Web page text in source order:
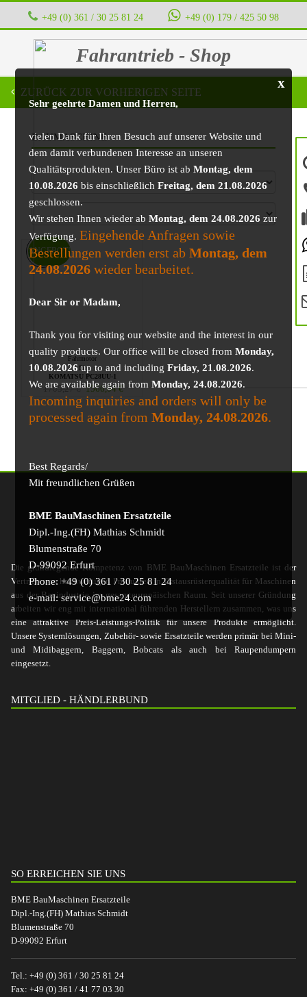
+49 (0) 361 / 30 25 81 24 ‭ ‭ ‭ ‭ +49 (0) 179 / 425 50 98
Fahrantrieb - Shop
x
Sehr geehrte Damen und Herren,
vielen Dank für Ihren Besuch auf unserer Website und
dem damit verbundenen Interesse an unseren
Qualitätsprodukten. Unser Büro ist abMontag, dem
10.08.2026 bis einschließlichFreitag, dem 21.08.2026
geschlossen.
Wir stehen Ihnen wieder abMontag, dem 24.08.2026 zur
Verfügung. Eingehende Anfragen sowie
Bestellungen werden erst abMontag, dem
24.08.2026 wieder bearbeitet.
Dear Sir or Madam,
Thank you for visiting our website and the interest in our
quality products. Our office will be closed fromMonday,
10.08.2026up to and includingFriday, 21.08.2026.
We are available again fromMonday, 24.08.2026.
Incoming inquiries and orders will only be
processed again fromMonday, 24.08.2026.
Best Regards/
Mit freundlichen Grüßen
BME BauMaschinen Ersatzteile
Dipl.-Ing.(FH) Mathias Schmidt
Blumenstraße 70
D-99092 Erfurt
Phone: +49 (0) 361 / 30 25 81 24
e-mail: service@bme24.com
ZURÜCK ZUR VORHERIGEN SEITE
BAUMASCHINE
Fahrmotor
für
KOMATSU PC28UU-1
1705,27€ 1566,04€
ANGEBOT!
Die grundlegende Kompetenz von BME BauMaschinen Ersatzteile ist der
Vertrieb von hochwertigen Produkten in Erstausrüsterqualität für Maschinen
aus der Bauindustrie im gesamteuropäischen Raum. Seit unserer Gründung
arbeiten wir eng mit international führenden Herstellern zusammen, was uns
eine attraktive Preis-Leistungs-Politik für unsere Produkte ermöglicht.
Unsere Systemlösungen, Zubehör- sowie Ersatzteile werden primär bei Mini-
und Midibaggern, Baggern, Bobcats als auch bei Raupendumpern
eingesetzt.
MITGLIED - HÄNDLERBUND
SO ERREICHEN SIE UNS
BME BauMaschinen Ersatzteile
Dipl.-Ing.(FH) Mathias Schmidt
Blumenstraße 70
D-99092 Erfurt
Tel.: +49 (0) 361 / 30 25 81 24
Fax: +49 (0) 361 / 41 77 03 30